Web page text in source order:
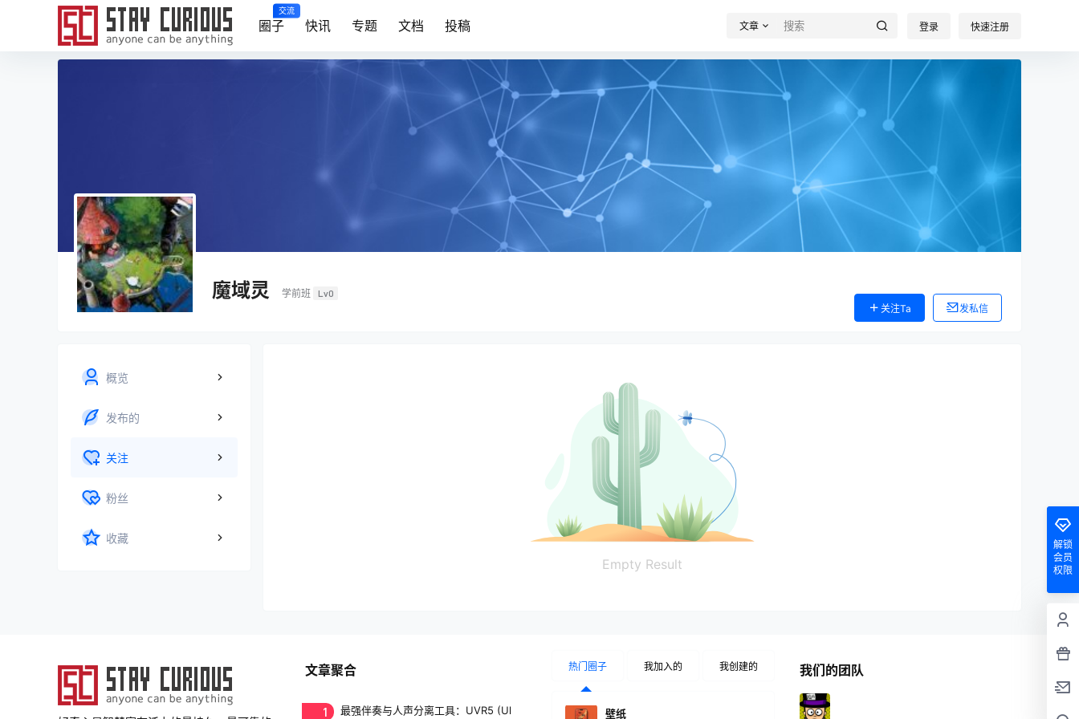
圈子
交流
快讯 专题 文档 投稿 文章 登录 快速注册
魔域灵 学前班 Lv0
关注Ta
发私信
概览
发布的
关注
粉丝
收藏
Empty Result
解锁
会员
权限
文章聚合
1
最强伴奏与人声分离工具：UVR5 (Ul
热门圈子 我加入的 我创建的
壁纸
我们的团队